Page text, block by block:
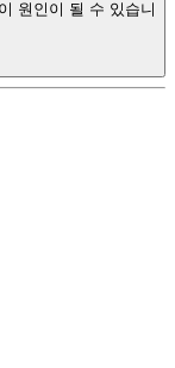
원인이 될 수 있습니